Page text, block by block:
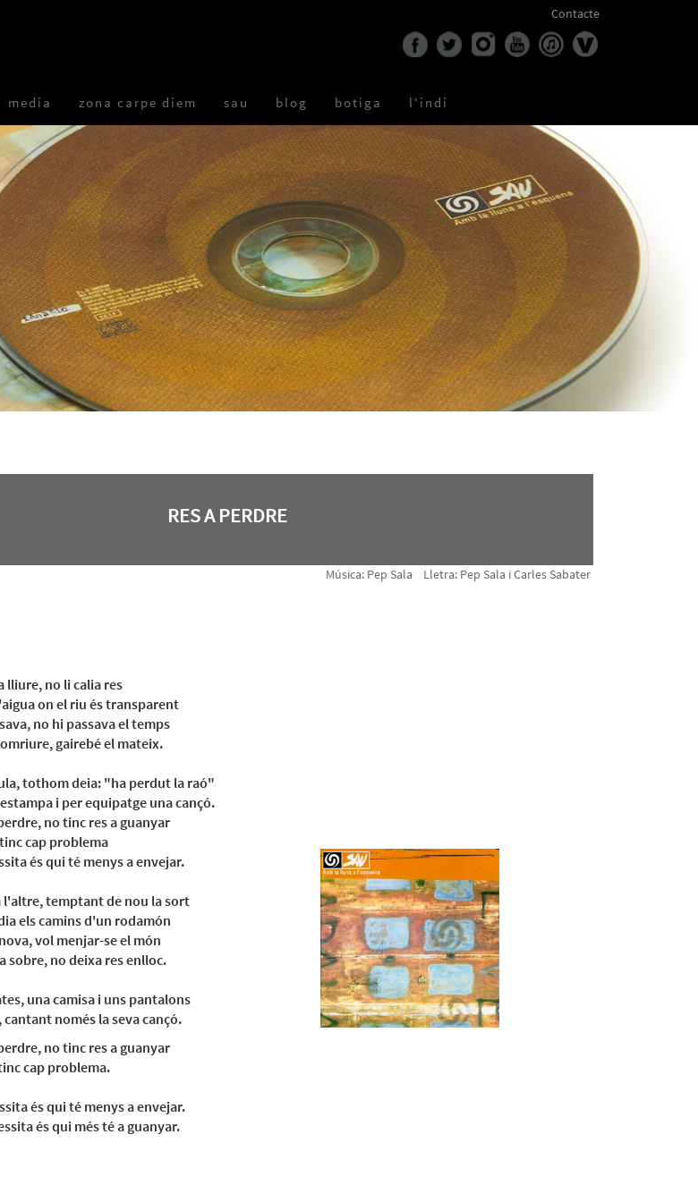
Contacte
media zona carpe diem sau blog botiga l'indi
RES A PERDRE
Música: Pep Sala Lletra: Pep Sala i Carles Sabater
lliure, no li calia res
on el riu és transparent
no hi passava el temps
gairebé el mateix.
tothom deia: "ha perdut la raó"
i per equipatge una cançó.
no tinc res a guanyar
cap problema
és qui té menys a envejar.
l'altre, temptant de nou la sort
els camins d'un rodamón
vol menjar-se el món
sobre, no deixa res enlloc.
una camisa i uns pantalons
cantant només la seva cançó.
no tinc res a guanyar
cap problema.
és qui té menys a envejar.
és qui més té a guanyar.